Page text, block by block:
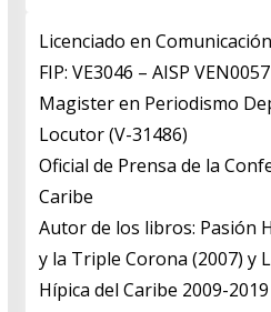
Licenciado en
FIP: VE3046 – AISP
​Magister en Periodismo
​Locutor (V-31486)
​Oficial de Prensa de la
Caribe
​Autor de los libros: Pasión
y la Triple Corona (2007) y
Hípica del Caribe 2009-